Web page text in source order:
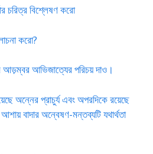
চরিত্র বিশ্লেষণ করো
করো?
আড়ম্বর আভিজাত্যের পরিচয় দাও।
অন্নের প্রাচুর্য এবং অপরদিকে রয়েছে
বাদার অন্বেষণ-মন্তব্যটি যথার্থতা